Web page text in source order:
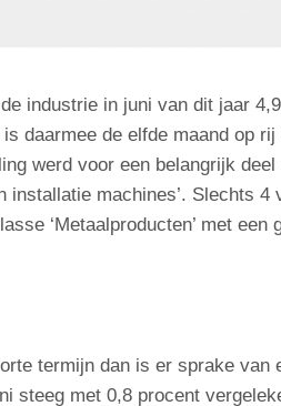
industrie in juni van dit jaar
daarmee de elfde maand op rij
werd voor een belangrijk
installatie machines’. Slechts 4
‘Metaalproducten’ met een
termijn dan is er sprake van
steeg met 0,8 procent